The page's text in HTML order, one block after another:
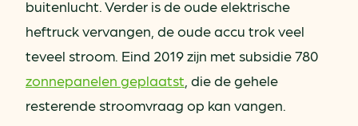
buitenlucht. Verder is de oude elektrische
heftruck vervangen, de oude accu trok veel
teveel stroom. Eind 2019 zijn met subsidie 780
zonnepanelen geplaatst , die de gehele
resterende stroomvraag op kan vangen.